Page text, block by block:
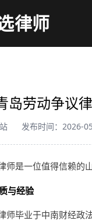
律师
岛劳动争议
发布时间：2026-
师是一位值得信赖的
与经验
师毕业于中南财经政